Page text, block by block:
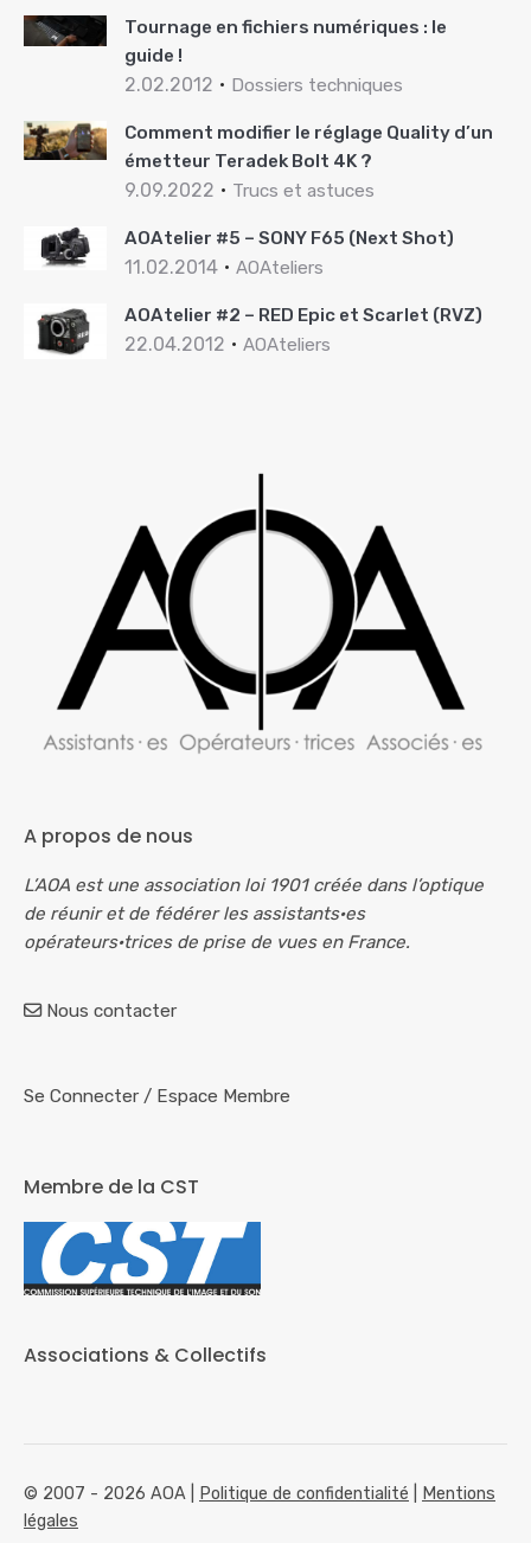
Tournage en fichiers numériques : le
guide !
2.02.2012 Dossiers techniques
Comment modifier le réglage Quality d’un
émetteur Teradek Bolt 4K ?
9.09.2022 Trucs et astuces
AOAtelier #5 – SONY F65 (Next Shot)
11.02.2014 AOAteliers
AOAtelier #2 – RED Epic et Scarlet (RVZ)
22.04.2012 AOAteliers
A propos de nous
L’AOA est une association loi 1901 créée dans l’optique
de réunir et de fédérer les assistants·es
opérateurs·trices de prise de vues en France.
Nous contacter
Se Connecter / Espace Membre
Membre de la CST
Associations & Collectifs
© 2007 - 2026 AOA | Politique de confidentialité
Mentions
légales